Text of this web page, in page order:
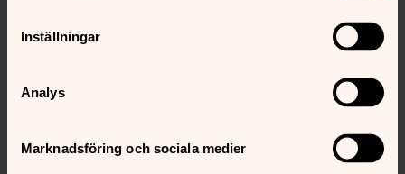
Inställningar
Analys
Marknadsföring och sociala medier
Detta som biskop Budde så otroligt viktigt och vackert
Hon adresserade den egoism som nu, precis som då
medmänniska för att enbart se till oss själva.